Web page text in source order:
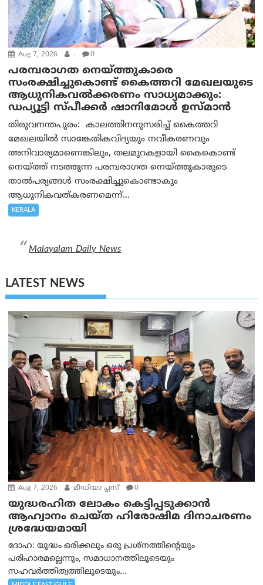
Aug 7, 2026 . 0
പരമ്പരാഗത നെയ്ത്തുകാരെ
സംരക്ഷിച്ചുകൊണ്ട് കൈത്തറി മേഖലയുടെ
ആധുനികവൽക്കരണം സാധ്യമാക്കും:
ഡപ്യൂട്ടി സ്പീക്കർ ഷാനിമോൾ ഉസ്മാൻ
തിരുവനന്തപുരം: കാലത്തിനനുസരിച്ച് കൈത്തറി
മേഖലയിൽ സാങ്കേതികവിദ്യയും നവീകരണവും
അനിവാര്യമാണെങ്കിലും, തലമുറകളായി കൈകൊണ്ട്
നെയ്ത്ത് നടത്തുന്ന പരമ്പരാഗത നെയ്ത്തുകാരുടെ
താൽപര്യങ്ങൾ സംരക്ഷിച്ചുകൊണ്ടാകും
ആധുനികവത്കരണമെന്ന്...
KERALA
Malayalam Daily News
LATEST NEWS
Aug 7, 2026 മീഡിയാ പ്ലസ് 0
യുദ്ധരഹിത ലോകം കെട്ടിപ്പടുക്കാന്‍
ആഹ്വാനം ചെയ്ത ഹിരോഷിമ ദിനാചരണം
ശ്രദ്ധേയമായി
ദോഹ: യുദ്ധം ഒരിക്കലും ഒരു പ്രശ്‌നത്തിന്റെയും
പരിഹാരമല്ലെന്നും, സമാധാനത്തിലൂടെയും
സഹവര്‍ത്തിത്വത്തിലൂടെയും...